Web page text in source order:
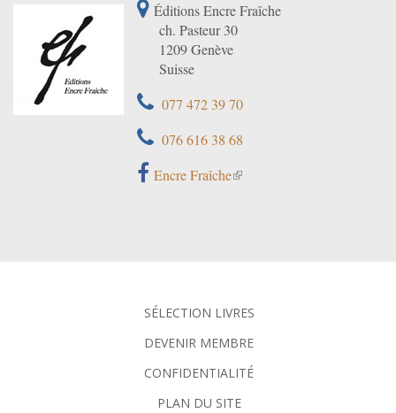
Éditions Encre Fraîche
ch. Pasteur 30
1209 Genève
Suisse
077 472 39 70
076 616 38 68
Encre Fraîche
SÉLECTION LIVRES
DEVENIR MEMBRE
CONFIDENTIALITÉ
PLAN DU SITE